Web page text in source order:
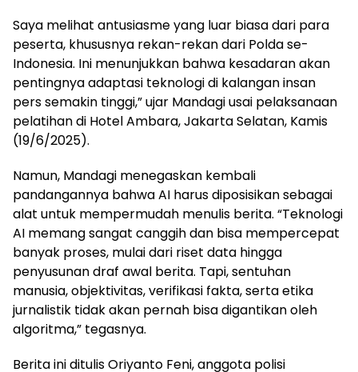
Saya melihat antusiasme yang luar biasa dari para
peserta, khususnya rekan-rekan dari Polda se-
Indonesia. Ini menunjukkan bahwa kesadaran akan
pentingnya adaptasi teknologi di kalangan insan
pers semakin tinggi,” ujar Mandagi usai pelaksanaan
pelatihan di Hotel Ambara, Jakarta Selatan, Kamis
(19/6/2025).
Namun, Mandagi menegaskan kembali
pandangannya bahwa AI harus diposisikan sebagai
alat untuk mempermudah menulis berita. “Teknologi
AI memang sangat canggih dan bisa mempercepat
banyak proses, mulai dari riset data hingga
penyusunan draf awal berita. Tapi, sentuhan
manusia, objektivitas, verifikasi fakta, serta etika
jurnalistik tidak akan pernah bisa digantikan oleh
algoritma,” tegasnya.
Berita ini ditulis Oriyanto Feni, anggota polisi